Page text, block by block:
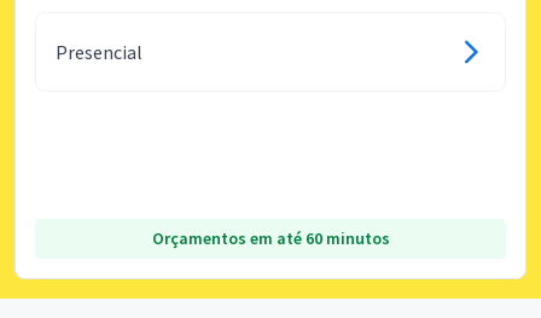
Presencial
Orçamentos em até 60 minutos